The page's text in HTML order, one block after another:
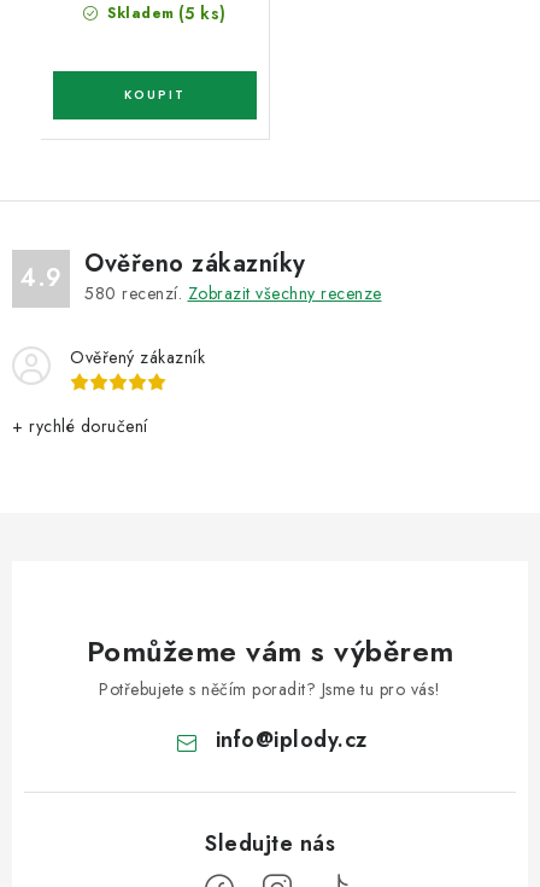
Skladem (5 ks)
4.9 Ověřeno zákazníky
580 recenzí. Zobrazit všechny recenze
Ověřený zákazník
+ rychlé doručení
Pomůžeme vám s výběrem
Potřebujete s něčím poradit? Jsme tu pro vás!
info@iplody.cz